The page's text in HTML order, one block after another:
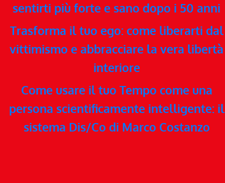
sentirti più forte e sano dopo i 50 anni
Trasforma il tuo ego: come liberarti dal
vittimismo e abbracciare la vera libertà
interiore
Come usare il tuo Tempo come una
persona scientificamente intelligente: il
sistema Dis/Co di Marco Costanzo